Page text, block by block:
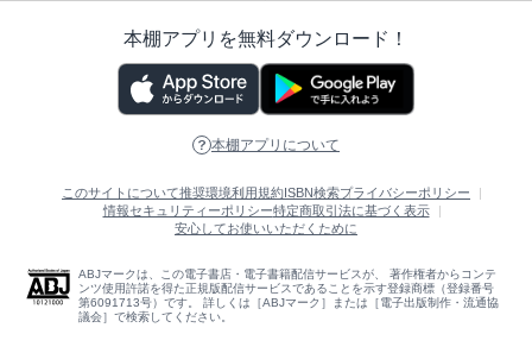
本棚アプリを無料ダウンロード！
本棚アプリについて
このサイトについて推奨環境利用規約 ISBN検索プライバシーポリシー
情報セキュリティーポリシー特定商取引法に基づく表示
安心してお使いいただくために
ABJマークは、この電子書店・電子書籍配信サービスが、 著作権者からコンテ
ンツ使用許諾を得た正規版配信サービスであることを示す登録商標（登録番号
第6091713号）です。 詳しくは［ABJマーク］または［電子出版制作・流通協
議会］で検索してください。